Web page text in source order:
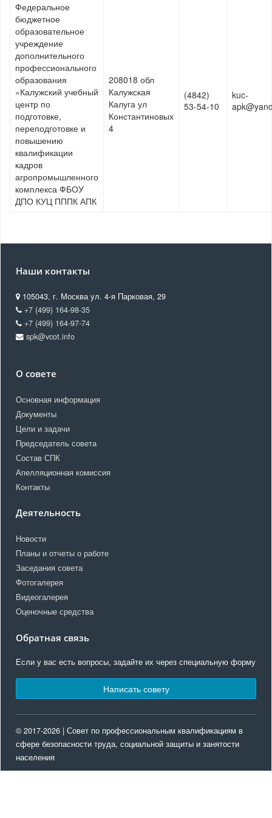
Федеральное
бюджетное
образовательное
учреждение
дополнительного
профессионального
образования
«Калужский учебный
центр по
подготовке,
переподготовке и
повышению
квалификации
кадров
агропромышленного
комплекса ФБОУ
ДПО КУЦ ПППК АПК
208018 обл
Калужская
Калуга ул
Константиновых
4
(4842)
53-54-10
kuc-
Наши контакты
105043, г. Москва ул. 4-я Парковая, 29
+7 (499) 164-98-35
+7 (499) 164-97-74
spk@vcot.info
О совете
Основная информация
Документы
Цели и задачи
Председатель совета
Состав СПК
Апелляционная комиссия
Контакты
Деятельность
Новости
Планы и отчеты о работе
Заседания совета
Фотогалерея
Видеогалерея
Оценочные средства
Обратная связь
Если у вас есть вопросы, задайте их через специальную форму
Написать совету
© 2017-2026 | Совет по профессиональным квалификациям в
сфере безопасности труда, социальной защиты и занятости
населения